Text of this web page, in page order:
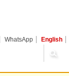
WhatsApp English